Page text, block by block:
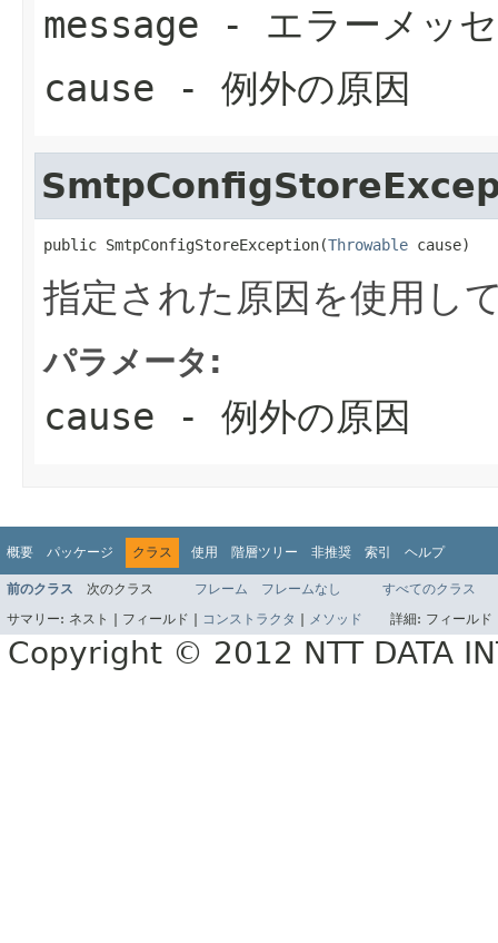
message - エラーメッ
cause - 例外の原因
public SmtpConfigStoreException(Throwable cause)
指定された原因を使用し
パラメータ:
cause - 例外の原因
概要 パッケージ クラス 使用 階層ツリー 非推奨 索引 ヘルプ
前のクラス 次のクラス フレーム フレームなし
すべてのクラス
サマリー: ネスト | フィールド | コンストラクタ メソッド 詳細: フィール
Copyright © 2012 NTT DATA